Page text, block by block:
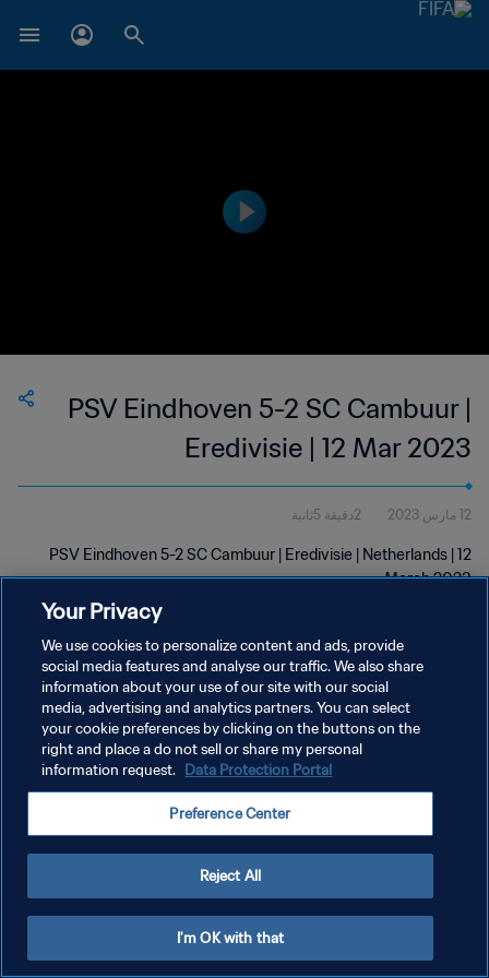
PSV Eindhoven 5-2 SC Cambuur |
Eredivisie | 12 Mar 2023
12 مارس 2023 2دقيقة 5ثانية
PSV Eindhoven 5-2 SC Cambuur | Eredivisie | Netherlands | 12
March 2023
سياسة الخصوصية
إدارة تفضيلات ملفات تعريف الارتباط
Your Privacy
We use cookies to personalize content and ads, provide
social media features and analyse our traffic. We also share
information about your use of our site with our social
media, advertising and analytics partners. You can select
your cookie preferences by clicking on the buttons on the
right and place a do not sell or share my personal
information request. Data Protection Portal
Preference Center
Reject All
I'm OK with that